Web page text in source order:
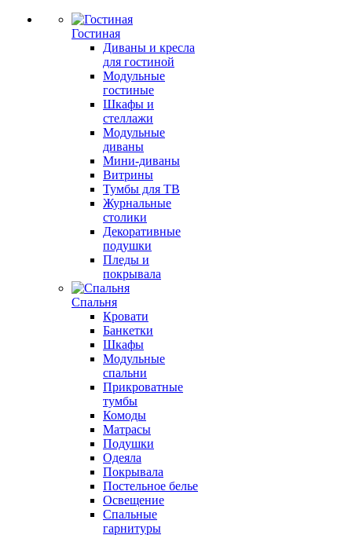
Гостиная
Диваны и кресла
для гостиной
Модульные
гостиные
Шкафы и
стеллажи
Модульные
диваны
Мини-диваны
Витрины
Тумбы для ТВ
Журнальные
столики
Декоративные
подушки
Пледы и
покрывала
Спальня
Кровати
Банкетки
Шкафы
Модульные
спальни
Прикроватные
тумбы
Комоды
Матрасы
Подушки
Одеяла
Покрывала
Постельное белье
Освещение
Спальные
гарнитуры